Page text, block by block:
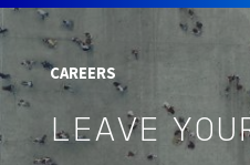
CAREERS
LEAVE